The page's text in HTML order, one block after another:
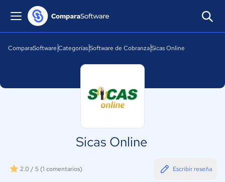
ComparaSoftware CategoríasSoftware de CobranzaSicas Online
Sicas Online
2.0 / 5 (1 comentarios) Escribir reseña